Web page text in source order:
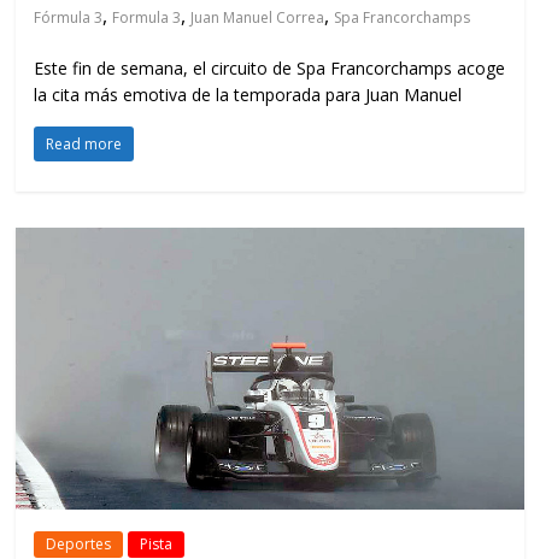
Fórmula 3, Formula 3, Juan Manuel Correa, Spa Francorchamps
Este fin de semana, el circuito de Spa Francorchamps acoge
la cita más emotiva de la temporada para Juan Manuel
Read more
Deportes Pista